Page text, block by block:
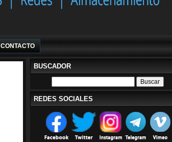
CONTACTO
BUSCADOR
REDES SOCIALES